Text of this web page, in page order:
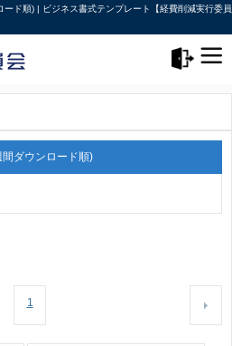
ド順) | ビジネス書式テンプレート【経費削減実行委員
ダウンロード順)
1